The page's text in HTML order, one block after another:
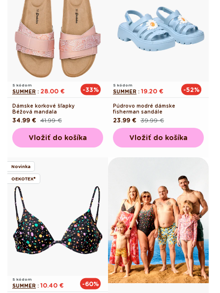
S kódom
SUMMER : 28.00 € -33%
Dámske korkové šľapky
Béžová mandala
Pôvodná
cena
41.99 €
Akciová
cena
34.99 €
Vložiť do košíka
S kódom
SUMMER : 19.20 € -52%
Púdrovo modré dámske
fisherman sandále
Pôvodná
cena
39.99 €
Akciová
cena
23.99 €
Vložiť do košíka
Novinka
OEKOTEX®
S kódom
SUMMER : 10.40 € -60%